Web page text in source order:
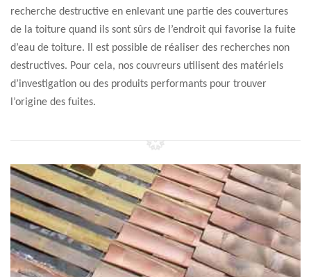
recherche destructive en enlevant une partie des couvertures
de la toiture quand ils sont sûrs de l’endroit qui favorise la fuite
d’eau de toiture. Il est possible de réaliser des recherches non
destructives. Pour cela, nos couvreurs utilisent des matériels
d’investigation ou des produits performants pour trouver
l’origine des fuites.